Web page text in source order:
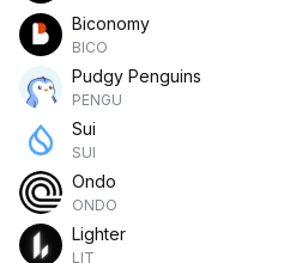
Biconomy
BICO
Pudgy Penguins
PENGU
Sui
SUI
Ondo
ONDO
Lighter
LIT